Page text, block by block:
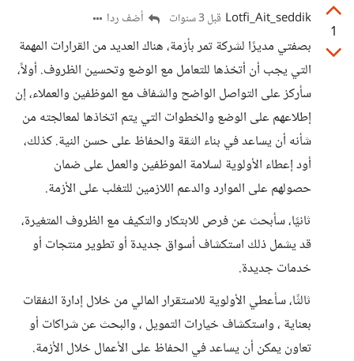
1
Lotfi_Ait_seddik قبل 3 سنوات أضف ردا
بصفتي مديرًا لشركة تمر بأزمة، هناك العديد من القرارات المهمة
التي يجب أن أتخذها للتعامل مع الوضع وتحسين الظروف. أولاً،
سأركز على التواصل الواضح والشفاف مع الموظفين والعملاء، إن
إطلاعهم على الوضع والخطوات التي يتم اتخاذها لمعالجته من
شأنه أن يساعد في بناء الثقة والحفاظ على حسن النية. كذلك،
أود إعطاء الأولوية لسلامة الموظفين والعمل على ضمان
حصولهم على الموارد والدعم اللازمين للتغلب على الأزمة.
ثانيًا، سأبحث عن فرص للابتكار والتكيف مع الظروف المتغيرة،
قد يشمل ذلك استكشاف أسواق جديدة أو تطوير منتجات أو
خدمات جديدة.
ثالثًا، سأعطي الأولوية للاستقرار المالي من خلال إدارة النفقات
بعناية ، واستكشاف خيارات التمويل ، والبحث عن شراكات أو
تعاون يمكن أن يساعد في الحفاظ على الأعمال خلال الأزمة.